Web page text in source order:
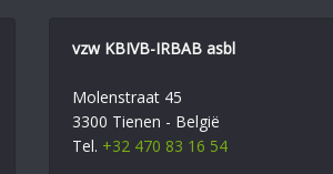
vzw KBIVB-IRBAB asbl
Molenstraat 45
3300 Tienen - België
Tel. +32 470 83 16 54